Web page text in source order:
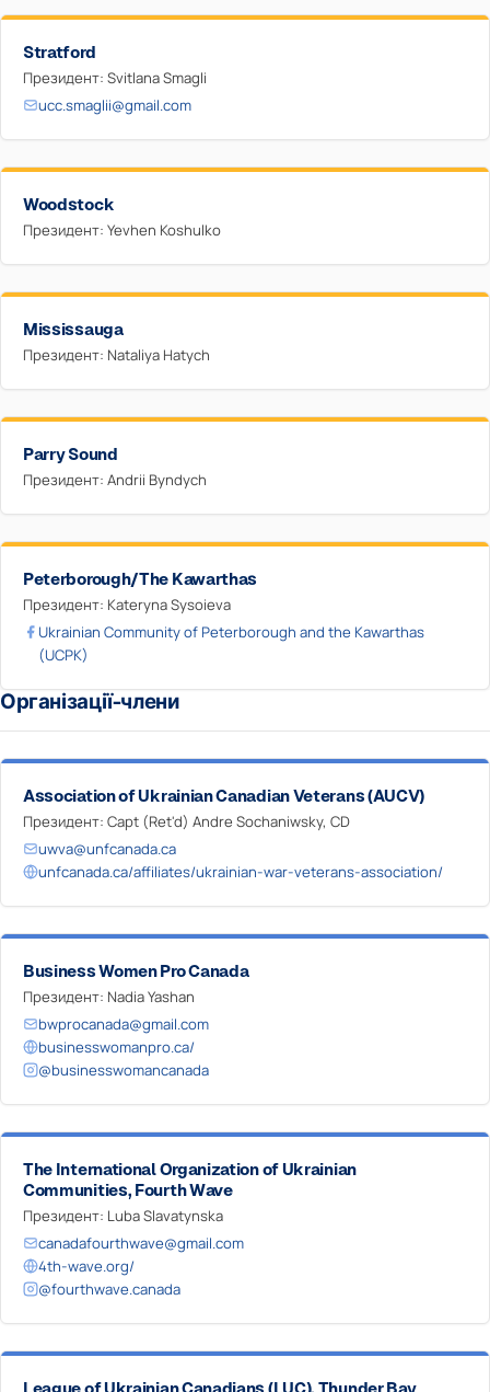
Stratford
Президент: Svitlana Smagli
ucc.smaglii@gmail.com
Woodstock
Президент: Yevhen Koshulko
Mississauga
Президент: Nataliya Hatych
Parry Sound
Президент: Andrii Byndych
Peterborough/The Kawarthas
Президент: Kateryna Sysoieva
Ukrainian Community of Peterborough and the Kawarthas
(UCPK)
Організації-члени
Association of Ukrainian Canadian Veterans (AUCV)
Президент: Capt (Ret'd) Andre Sochaniwsky, CD
uwva@unfcanada.ca
unfcanada.ca/affiliates/ukrainian-war-veterans-association/
Business Women Pro Canada
Президент: Nadia Yashan
bwprocanada@gmail.com
businesswomanpro.ca/
@businesswomancanada
The International Organization of Ukrainian
Communities, Fourth Wave
Президент: Luba Slavatynska
canadafourthwave@gmail.com
4th-wave.org/
@fourthwave.canada
League of Ukrainian Canadians (LUC), Thunder Bay